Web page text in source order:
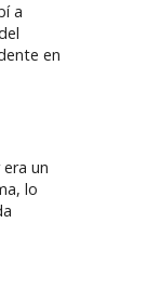
a
en
un
lo